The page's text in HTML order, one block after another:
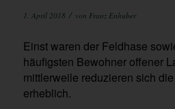
1. April 2018 / von Franz Enhuber
Einst waren der Feldhase
häufigsten Bewohner offener
mittlerweile reduzieren sich
erheblich.